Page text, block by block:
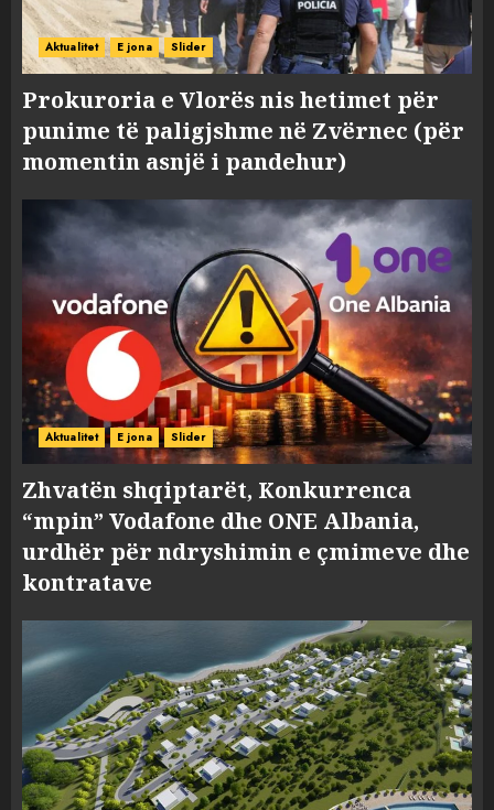
Aktualitet E jona Slider
Prokuroria e Vlorës nis hetimet për
punime të paligjshme në Zvërnec (për
momentin asnjë i pandehur)
Aktualitet E jona Slider
Zhvatën shqiptarët, Konkurrenca
“mpin” Vodafone dhe ONE Albania,
urdhër për ndryshimin e çmimeve dhe
kontratave